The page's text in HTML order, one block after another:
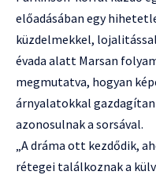
előadásában egy
küzdelmekkel,
évada alatt Marsan
megmutatva, hogyan
árnyalatokkal
azonosulnak a sorsával.
„A dráma ott kezdődik,
rétegei találkoznak a